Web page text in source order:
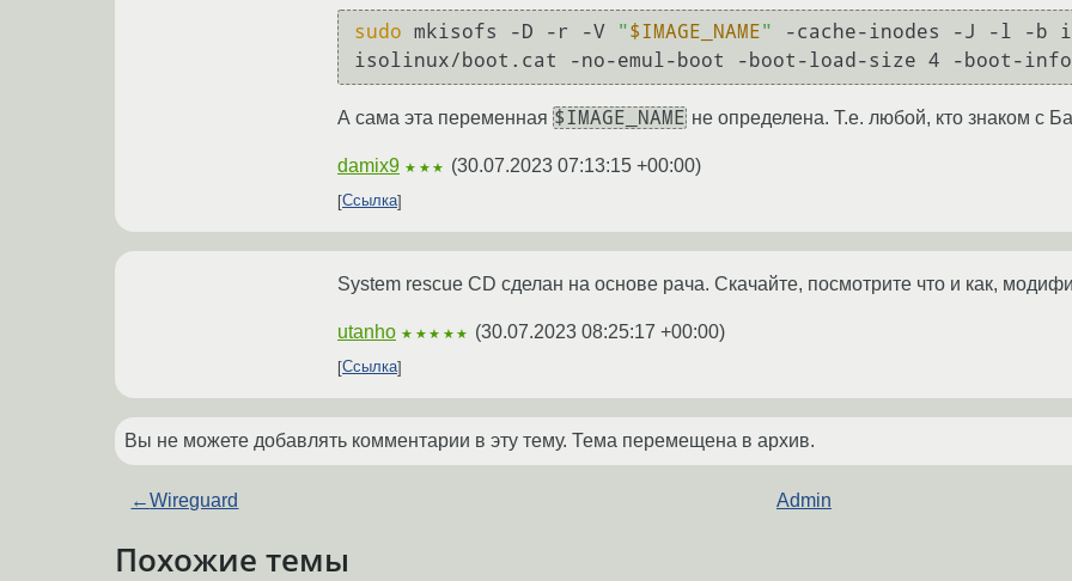
sudo mkisofs -D -r -V "$IMAGE_NAME"
-cache-inodes -J -l -b
isolinux/boot.cat -no-emul-boot -boot-load-size 4 -boot-
А сама эта переменная $IMAGE_NAME не определена. Т.е. любой, кто знаком с
damix9 ★★★ (30.07.2023 07:13:15 +00:00)
Ссылка
System rescue CD сделан на основе рача. Скачайте, посмотрите что и как,
utanho ★★★★★ (30.07.2023 08:25:17 +00:00)
Ссылка
Вы не можете добавлять комментарии в эту тему. Тема перемещена в архив.
←Wireguard Admin
Похожие темы